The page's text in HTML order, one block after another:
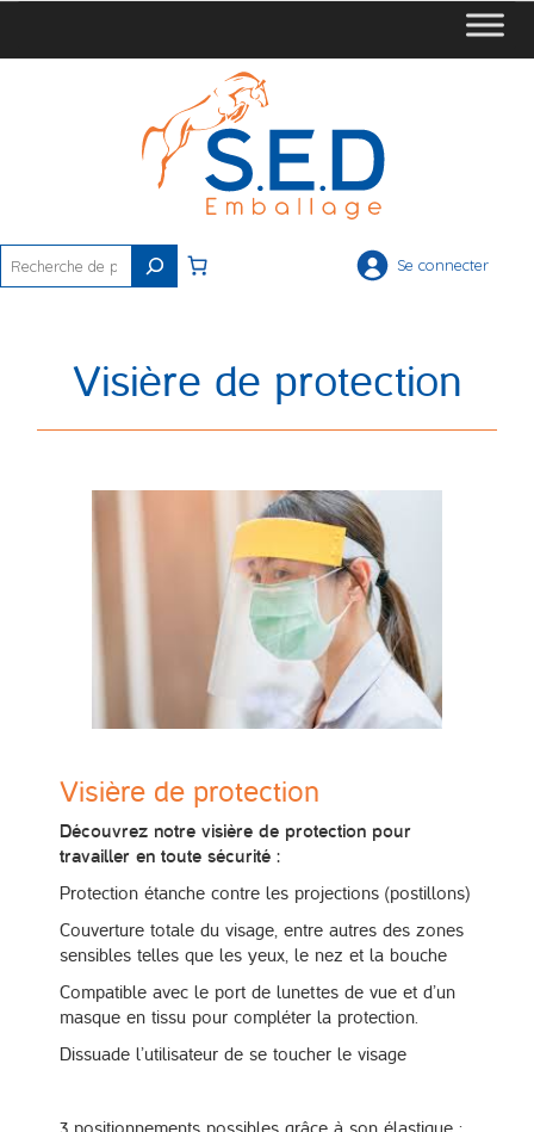
Rechercher
Se connecter
Visière de protection
Visière de protection
Découvrez notre visière de protection pour
travailler en toute sécurité :
Protection étanche contre les projections (postillons)
Couverture totale du visage, entre autres des zones
sensibles telles que les yeux, le nez et la bouche
Compatible avec le port de lunettes de vue et d’un
masque en tissu pour compléter la protection.
Dissuade l’utilisateur de se toucher le visage